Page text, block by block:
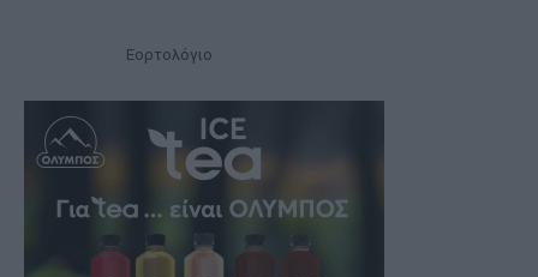
Εορτολόγιο